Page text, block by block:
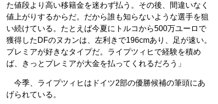
た値段より高い移籍金を迷わず払う。その後、間違いなく
値上がりするからだ。だから誰も知らないような選手を狙
い続けている。たとえば今夏にトルコから500万ユーロで
獲得したDFのヌカンは、左利きで196cmあり、足が速い。
プレミアが好きなタイプだ。ライプツィヒで経験を積め
ば、きっとプレミアが大金を払ってくれるだろう」
今季、ライプツィヒはドイツ2部の優勝候補の筆頭にあ
げられている。